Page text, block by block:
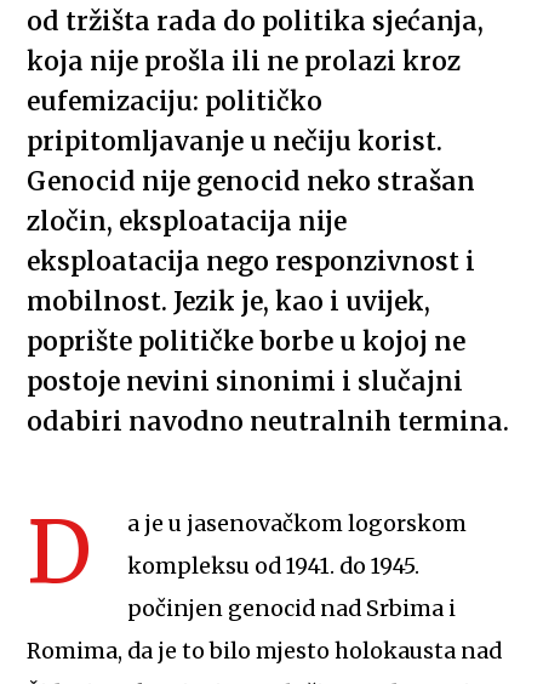
od tržišta rada do politika sjećanja,
koja nije prošla ili ne prolazi kroz
eufemizaciju: političko
pripitomljavanje u nečiju korist.
Genocid nije genocid neko strašan
zločin, eksploatacija nije
eksploatacija nego responzivnost i
mobilnost. Jezik je, kao i uvijek,
poprište političke borbe u kojoj ne
postoje nevini sinonimi i slučajni
odabiri navodno neutralnih termina.
D
a je u jasenovačkom logorskom
kompleksu od 1941. do 1945.
počinjen genocid nad Srbima i
Romima, da je to bilo mjesto holokausta nad